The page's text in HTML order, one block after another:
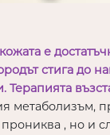
е
стига до
метаболизъм,
, но и